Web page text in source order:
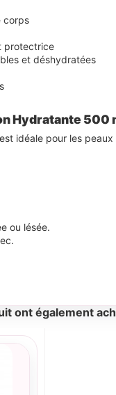
corps
protectrice
et déshydratées
Hydratante 500
est idéale pour les
ou lésée.
ont également